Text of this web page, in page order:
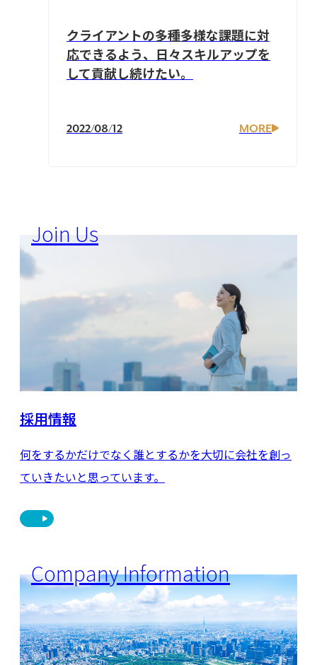
クライアントの多種多様な課題に対
応できるよう、日々スキルアップを
して貢献し続けたい。
2022/08/12 MORE
Join Us
採用情報
何をするかだけでなく誰とするかを大切に会社を創っ
ていきたいと思っています。
Company Information